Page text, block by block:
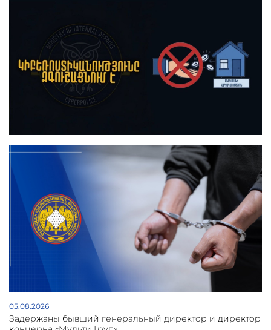
05.08.2026
Задержаны бывший генеральный директор и директор